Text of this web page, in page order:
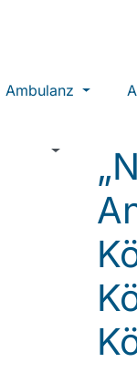
Ambulanz